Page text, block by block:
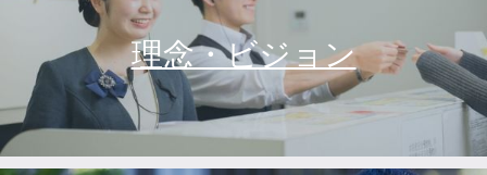
理念・ビジョン